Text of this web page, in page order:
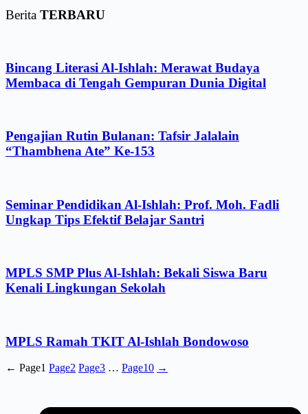
Berita TERBARU
Bincang Literasi Al-Ishlah: Merawat Budaya
Membaca di Tengah Gempuran Dunia Digital
Pengajian Rutin Bulanan: Tafsir Jalalain
“Thambhena Ate” Ke-153
Seminar Pendidikan Al-Ishlah: Prof. Moh. Fadli
Ungkap Tips Efektif Belajar Santri
MPLS SMP Plus Al-Ishlah: Bekali Siswa Baru
Kenali Lingkungan Sekolah
MPLS Ramah TKIT Al-Ishlah Bondowoso
← Page1 Page2 Page3 … Page10 →